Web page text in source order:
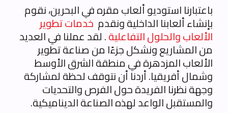
باعتبارنا استوديو ألعاب مقره في البحرين، نقوم
بإنشاء ألعابنا الداخلية ونقدم خدمات تطوير
الألعاب والحلول التفاعلية. لقد عملنا في العديد
من المشاريع ونشكل جزءًا من صناعة تطوير
الألعاب المزدهرة في منطقة الشرق الأوسط
وشمال أفريقيا. أردنا أن نتوقف لحظة لمشاركة
وجهة نظرنا الفريدة حول الفرص والتحديات
والمستقبل الواعد لهذه الصناعة الديناميكية.